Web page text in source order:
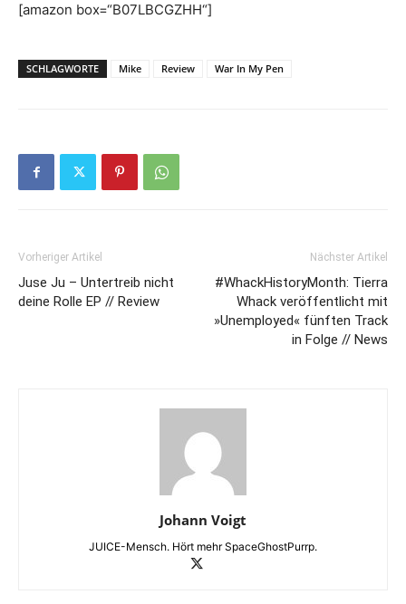
[amazon box=“B07LBCGZHH“]
SCHLAGWORTE Mike Review War In My Pen
Vorheriger Artikel
Juse Ju – Untertreib nicht
deine Rolle EP // Review
Nächster Artikel
#WhackHistoryMonth: Tierra
Whack veröffentlicht mit
»Unemployed« fünften Track
in Folge // News
Johann Voigt
JUICE-Mensch. Hört mehr SpaceGhostPurrp.